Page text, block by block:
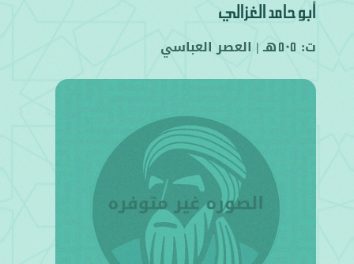
أبو حامد الغزالي
ت:505هـ |العصر العباسي